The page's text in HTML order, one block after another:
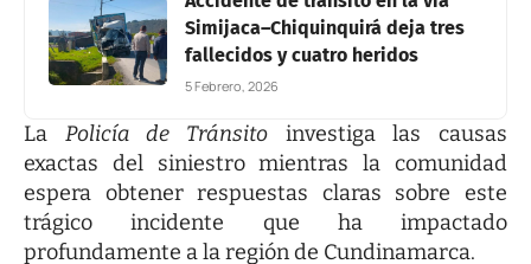
Simijaca–Chiquinquirá deja tres
fallecidos y cuatro heridos
5 Febrero, 2026
La Policía de Tránsito investiga las causas
exactas del siniestro mientras la comunidad
espera obtener respuestas claras sobre este
trágico incidente que ha impactado
profundamente a la región de Cundinamarca.